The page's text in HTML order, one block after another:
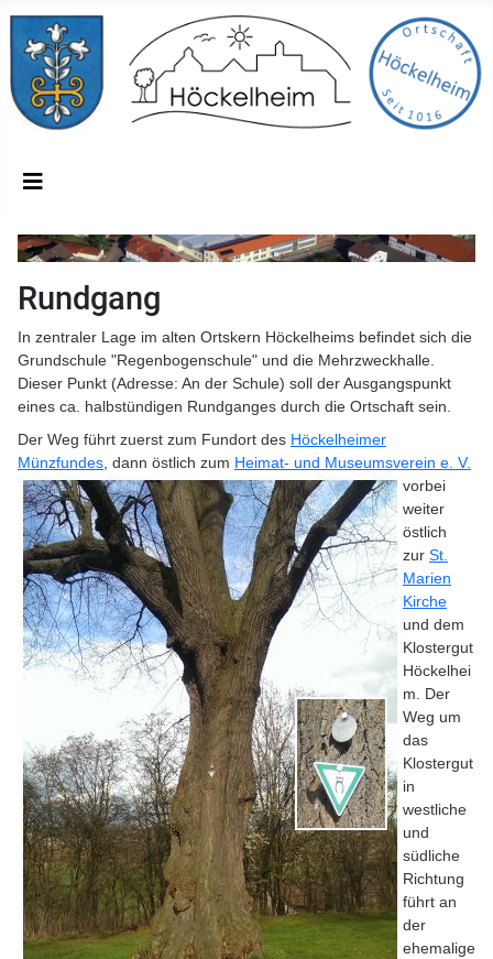
Rundgang
In zentraler Lage im alten Ortskern Höckelheims befindet sich die
Grundschule "Regenbogenschule" und die Mehrzweckhalle.
Dieser Punkt (Adresse: An der Schule) soll der Ausgangspunkt
eines ca. halbstündigen Rundganges durch die Ortschaft sein.
Der Weg führt zuerst zum Fundort des Höckelheimer
Münzfundes , dann östlich zum Heimat- und Museumsverein e. V.
vorbei
weiter
östlich
zur St.
Marien
Kirche
und dem
Klostergut
Höckelhei
m. Der
Weg um
das
Klostergut
in
westliche
und
südliche
Richtung
führt an
der
ehemalige